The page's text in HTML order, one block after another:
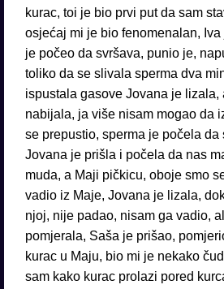
kurac, toi je bio prvi put da sam
osjećaj mi je bio fenomenalan,
je počeo da svršava, punio je,
toliko da se slivala sperma dva
ispustala gasove Jovana je lizala,
nabijala, ja više nisam mogao da
se prepustio, sperma je počela da
Jovana je prišla i počela da nas
muda, a Maji pičkicu, oboje smo
vadio iz Maje, Jovana je lizala,
njoj, nije padao, nisam ga vadio,
pomjerala, Saša je prišao,
kurac u Maju, bio mi je nekako
sam kako kurac prolazi pored